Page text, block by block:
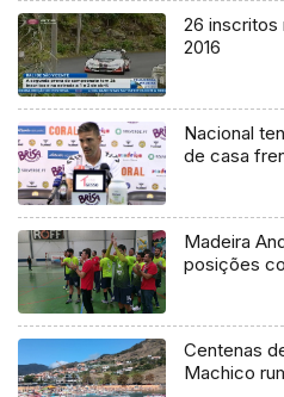
26 inscritos
2016
Nacional
de casa
Madeira
posições
Centenas
Machico